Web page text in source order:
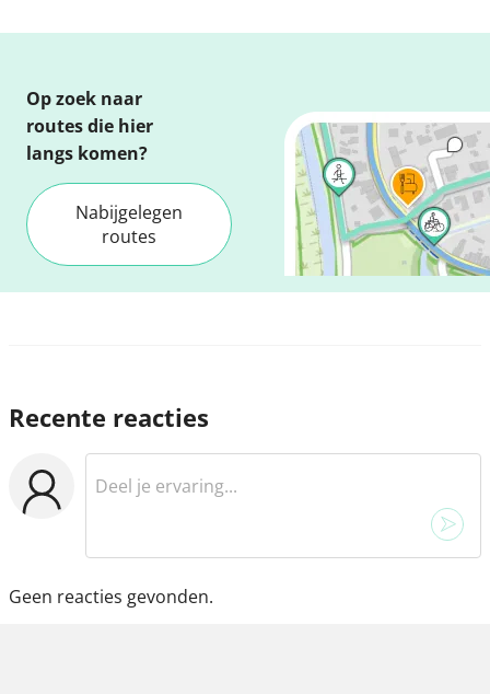
Op zoek naar
routes die hier
langs komen?
Nabijgelegen
routes
Recente reacties
Geen reacties gevonden.